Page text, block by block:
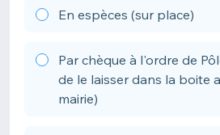
En espèces (sur place)
Par chèque à l'ordre de
de le laisser dans la boite
mairie)